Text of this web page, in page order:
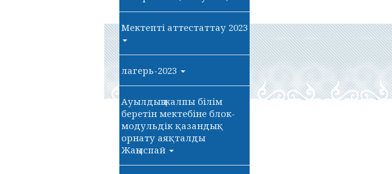
Мектепті аттестаттау 2023
лагерь-2023
Ауылдың жалпы білім
беретін мектебіне блок-
модульдік қазандық
орнату аяқталды
Жаңыспай